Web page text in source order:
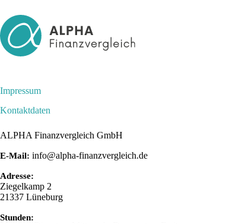
Inhalt
springen
Impressum
Kontaktdaten
ALPHA Finanzvergleich GmbH
E-Mail: info@alpha-finanzvergleich.de
Adresse:
Ziegelkamp 2
21337 Lüneburg
Stunden: